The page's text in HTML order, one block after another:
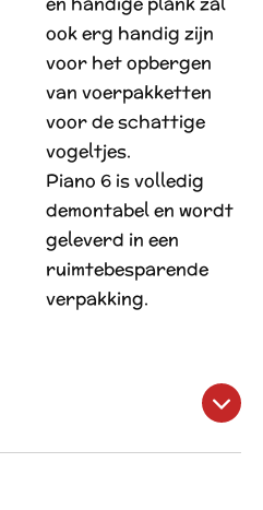
ook erg handig zijn
voor het opbergen
van voerpakketten
voor de schattige
vogeltjes.
Piano 6 is volledig
demontabel en wordt
geleverd in een
ruimtebesparende
verpakking.